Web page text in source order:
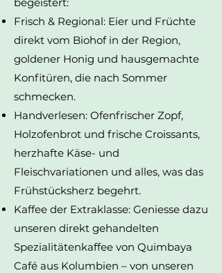
Frisch & Regional: Eier und Früchte
direkt vom Biohof in der Region,
goldener Honig und hausgemachte
Konfitüren, die nach Sommer
schmecken.
Handverlesen: Ofenfrischer Zopf,
Holzofenbrot und frische Croissants,
herzhafte Käse- und
Fleischvariationen und alles, was das
Frühstücksherz begehrt.
Kaffee der Extraklasse: Geniesse dazu
unseren direkt gehandelten
Spezialitätenkaffee von Quimbaya
Café aus Kolumbien – von unseren